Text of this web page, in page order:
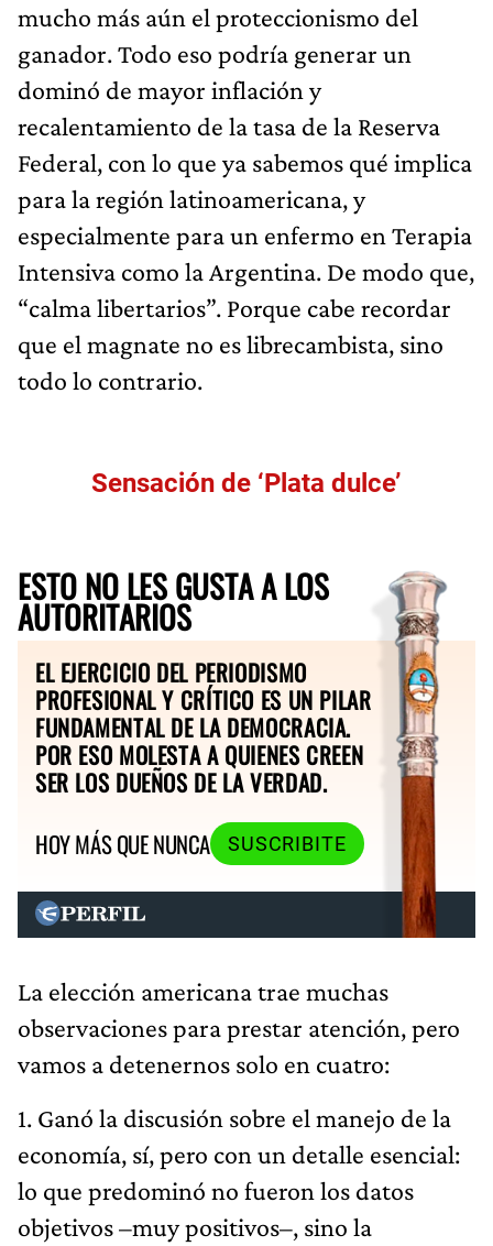
mucho más aún el proteccionismo del
ganador. Todo eso podría generar un
dominó de mayor inflación y
recalentamiento de la tasa de la Reserva
Federal, con lo que ya sabemos qué implica
para la región latinoamericana, y
especialmente para un enfermo en Terapia
Intensiva como la Argentina. De modo que,
“calma libertarios”. Porque cabe recordar
que el magnate no es librecambista, sino
todo lo contrario.
Sensación de ‘Plata dulce’
ESTO NO LES GUSTA A LOS
AUTORITARIOS
EL EJERCICIO DEL PERIODISMO
PROFESIONAL Y CRÍTICO ES UN PILAR
FUNDAMENTAL DE LA DEMOCRACIA.
POR ESO MOLESTA A QUIENES CREEN
SER LOS DUEÑOS DE LA VERDAD.
HOY MÁS QUE NUNCA
SUSCRIBITE
La elección americana trae muchas
observaciones para prestar atención, pero
vamos a detenernos solo en cuatro:
1. Ganó la discusión sobre el manejo de la
economía, sí, pero con un detalle esencial:
lo que predominó no fueron los datos
objetivos –muy positivos–, sino la